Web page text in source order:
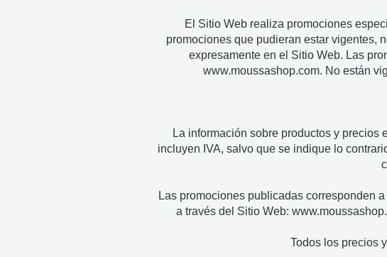
El Sitio Web realiza promociones
promociones que pudieran estar vigentes,
expresamente en el Sitio Web. Las
www.moussashop.com. No están
La información sobre productos y precios
incluyen IVA, salvo que se indique lo
Las promociones publicadas corresponden
a través del Sitio Web:
Todos los precios